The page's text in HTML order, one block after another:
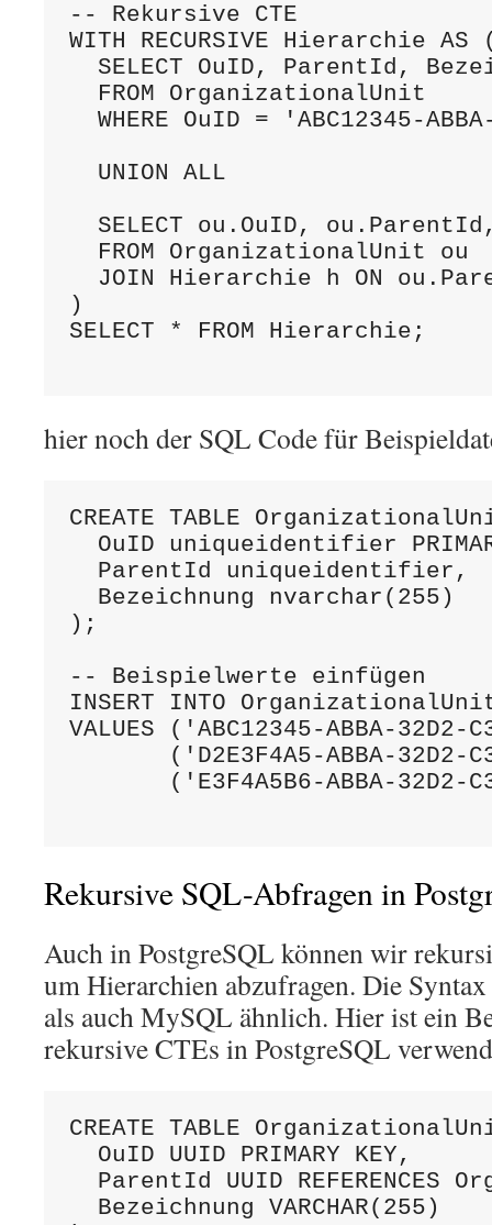
-- Rekursive CTE
WITH RECURSIVE Hierarchie AS
SELECT OuID, ParentId,
  FROM OrganizationalUnit
WHERE OuID = 'ABC12345-
  UNION ALL
SELECT ou.OuID,
  FROM OrganizationalUnit ou
JOIN Hierarchie h ON
)
SELECT * FROM Hierarchie;
hier noch der SQL Code für
CREATE TABLE
OuID uniqueidentifier
  ParentId uniqueidentifier,
  Bezeichnung nvarchar(255)
);
-- Beispielwerte einfügen
INSERT INTO
VALUES ('ABC12345-ABBA-
('D2E3F4A5-ABBA-32D2-
('E3F4A5B6-ABBA-32D2-
Rekursive SQL-Abfragen in
Auch in PostgreSQL können wir
um Hierarchien abzufragen. Die
als auch MySQL ähnlich. Hier ist ein
rekursive CTEs in PostgreSQL
CREATE TABLE
  OuID UUID PRIMARY KEY,
ParentId UUID REFERENCES
  Bezeichnung VARCHAR(255)